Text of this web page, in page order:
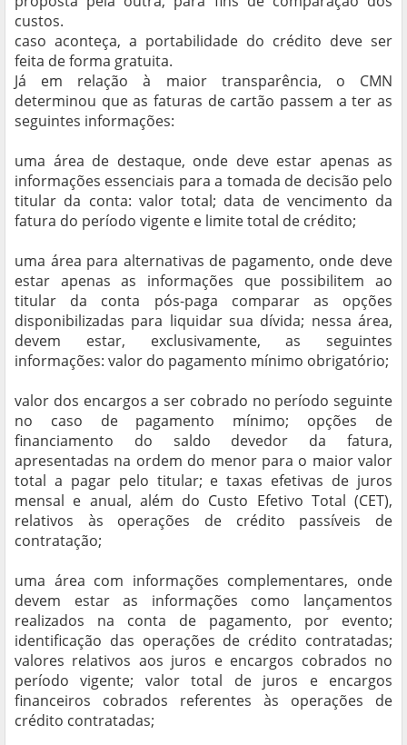
custos.
caso aconteça, a portabilidade do crédito deve ser
feita de forma gratuita.
Já em relação à maior transparência, o CMN
determinou que as faturas de cartão passem a ter as
seguintes informações:
uma área de destaque, onde deve estar apenas as
informações essenciais para a tomada de decisão pelo
titular da conta: valor total; data de vencimento da
fatura do período vigente e limite total de crédito;
uma área para alternativas de pagamento, onde deve
estar apenas as informações que possibilitem ao
titular da conta pós-paga comparar as opções
disponibilizadas para liquidar sua dívida; nessa área,
devem estar, exclusivamente, as seguintes
informações: valor do pagamento mínimo obrigatório;
valor dos encargos a ser cobrado no período seguinte
no caso de pagamento mínimo; opções de
financiamento do saldo devedor da fatura,
apresentadas na ordem do menor para o maior valor
total a pagar pelo titular; e taxas efetivas de juros
mensal e anual, além do Custo Efetivo Total (CET),
relativos às operações de crédito passíveis de
contratação;
uma área com informações complementares, onde
devem estar as informações como lançamentos
realizados na conta de pagamento, por evento;
identificação das operações de crédito contratadas;
valores relativos aos juros e encargos cobrados no
período vigente; valor total de juros e encargos
financeiros cobrados referentes às operações de
crédito contratadas;